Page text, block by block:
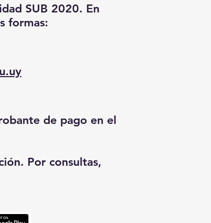
SUB 2020. En
formas:
de pago en el
Por consultas,